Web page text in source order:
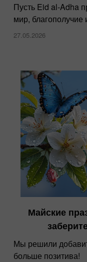
Пусть Eid al-Adha
мир,
27.05.2026
Майские
Мы решили
больше позитива!